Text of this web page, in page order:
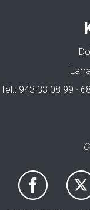
Tel.: 943 33 08 99 ·